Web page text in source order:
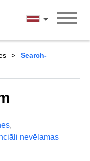
Latviešu
Search-
,
nevēlamas